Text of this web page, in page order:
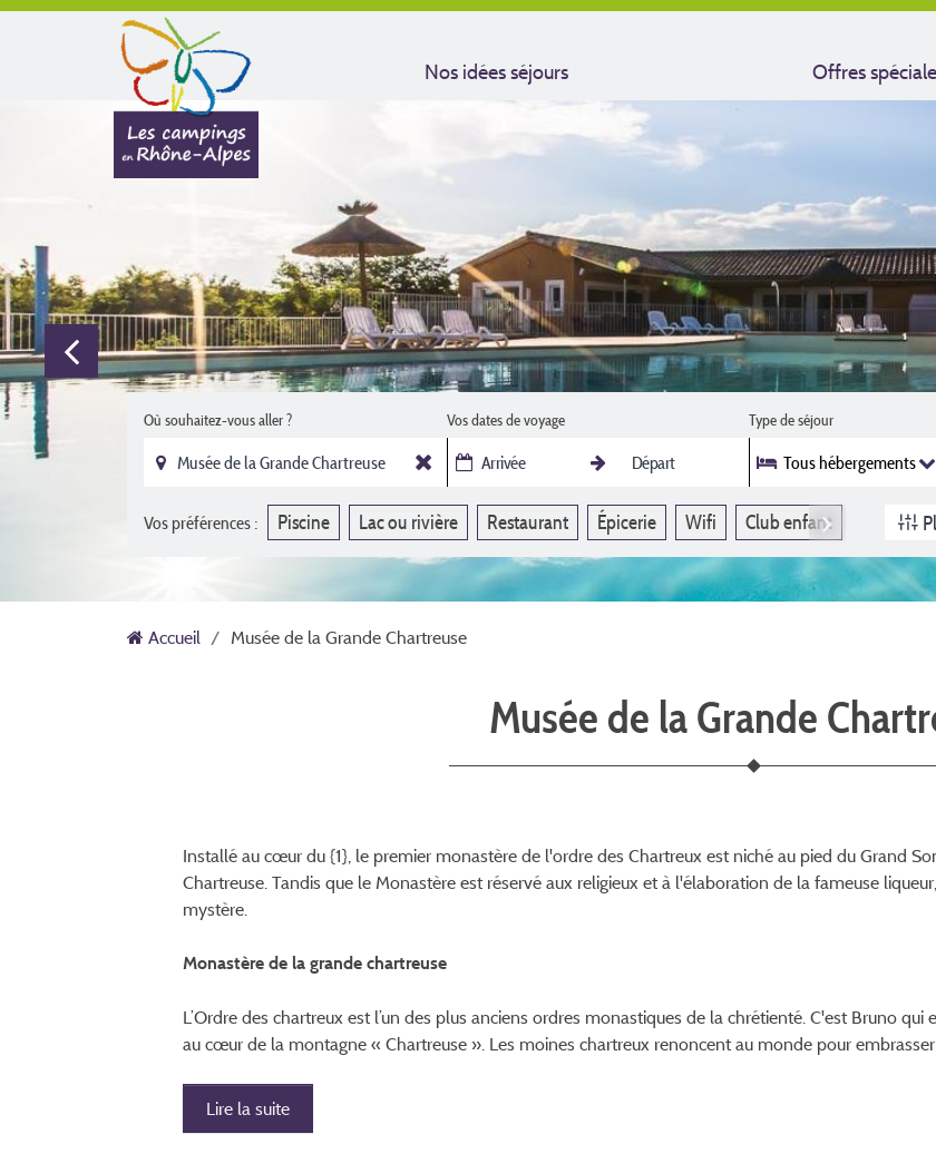
Nos idées séjours Offres
Où souhaitez-vous aller ? Vos dates de voyage Type de séjour
Tous hébergements
Vos préférences : Piscine Lac ou rivière Restaurant Épicerie Wifi Club enfant
Accueil Musée de la Grande Chartreuse
Musée de la Grande
Installé au cœur du {1}, le premier monastère de l'ordre des Chartreux est niché au pied du Grand
Chartreuse. Tandis que le Monastère est réservé aux religieux et à l'élaboration de la fameuse
mystère.
Monastère de la grande chartreuse
L’Ordre des chartreux est l’un des plus anciens ordres monastiques de la chrétienté. C'est Bruno
au cœur de la montagne « Chartreuse ». Les moines chartreux renoncent au monde pour embrasser
Lire la suite